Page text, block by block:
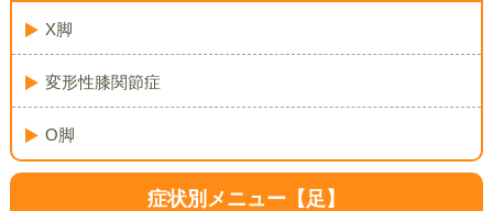
X脚
変形性膝関節症
O脚
症状別メニュー【足】